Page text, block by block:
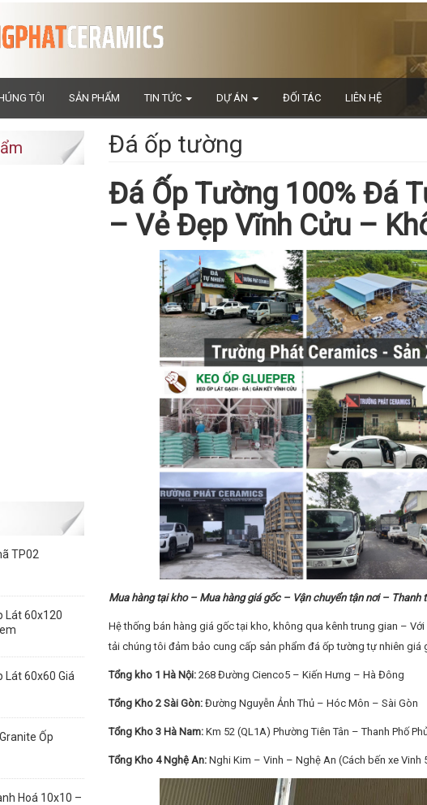
TÔI SẢN PHẨM TIN TỨC DỰ ÁN ĐỐI TÁC LIÊN HỆ
Đá ốp tường
Đá Ốp Tường 100% Đá
– Vẻ Đẹp Vĩnh Cửu –
Mua hàng tại kho – Mua hàng giá gốc – Vận chuyển tận nơi – Thanh
Hệ thống bán hàng giá gốc tại kho, không qua kênh trung gian –
tải chúng tôi đảm bảo cung cấp sản phẩm đá ốp tường tự nhiên giá
Tổng kho 1 Hà Nội:268 Đường Cienco5 – Kiến Hưng – Hà Đông
Tổng Kho 2 Sài Gòn:Đường Nguyễn Ảnh Thủ – Hóc Môn – Sài Gòn
Tổng Kho 3 Hà Nam: Km 52 (QL1A) Phường Tiên Tân – Thanh Phố
Tổng Kho 4 Nghệ An:Nghi Kim – Vinh – Nghệ An (Cách bến xe Vinh
TP02
Lát 60x120
Lát 60x60 Giá
Ốp
Hoá 10x10 –